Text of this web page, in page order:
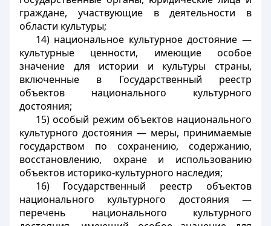
граждане, участвующие в деятельности в
области культуры;
14) национальное культурное достояние —
культурные ценности, имеющие особое
значение для истории и культуры страны,
включенные в Государственный реестр
объектов национального культурного
достояния;
15) особый режим объектов национального
культурного достояния — меры, принимаемые
государством по сохранению, содержанию,
восстановлению, охране и использованию
объектов историко-культурного наследия;
16) Государственный реестр объектов
национального культурного достояния —
перечень национального культурного